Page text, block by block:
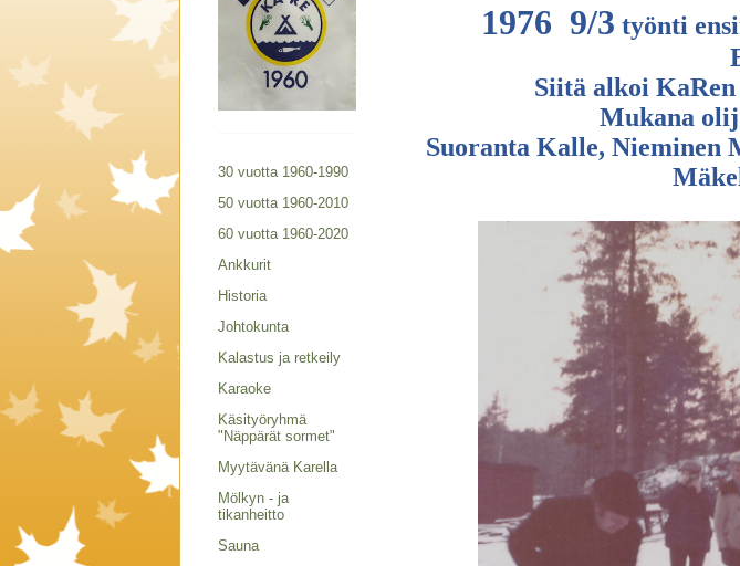
1976 9/3 työnti
Siitä alkoi
Mukana
Suoranta Kalle,
30 vuotta 1960-1990
50 vuotta 1960-2010
60 vuotta 1960-2020
Ankkurit
Historia
Johtokunta
Kalastus ja retkeily
Karaoke
Käsityöryhmä
"Näppärät sormet"
Myytävänä Karella
Mölkyn - ja
tikanheitto
Sauna